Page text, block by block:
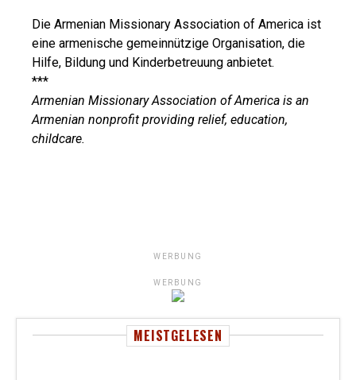
Die Armenian Missionary Association of America ist
eine armenische gemeinnützige Organisation, die
Hilfe, Bildung und Kinderbetreuung anbietet.
***
Armenian Missionary Association of America is an
Armenian nonprofit providing relief, education,
childcare.
WERBUNG
WERBUNG
MEISTGELESEN